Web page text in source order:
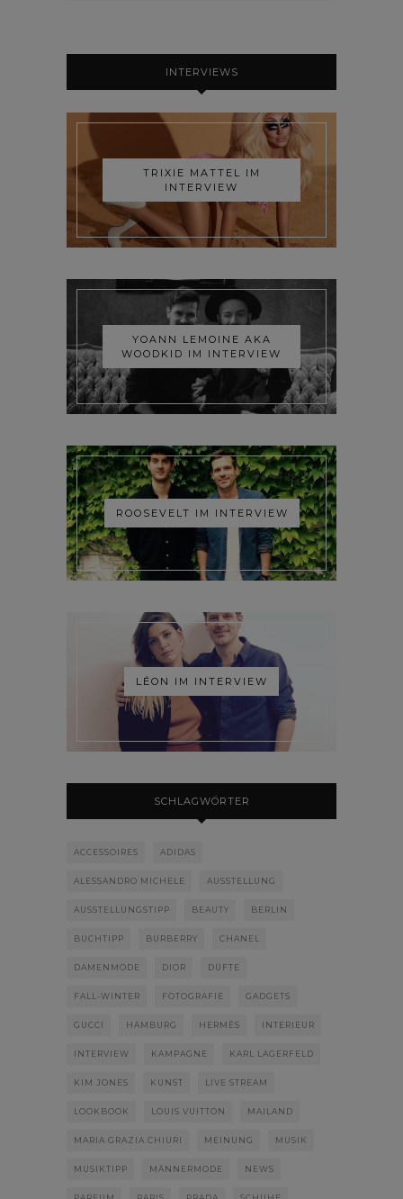
INTERVIEWS
TRIXIE MATTEL IM
INTERVIEW
YOANN LEMOINE AKA
WOODKID IM INTERVIEW
ROOSEVELT IM INTERVIEW
LÉON IM INTERVIEW
SCHLAGWÖRTER
ACCESSOIRES ADIDAS
ALESSANDRO MICHELE AUSSTELLUNG
AUSSTELLUNGSTIPP BEAUTY BERLIN
BUCHTIPP BURBERRY CHANEL
DAMENMODE DIOR DÜFTE
FALL-WINTER FOTOGRAFIE GADGETS
GUCCI HAMBURG HERMÈS INTERIEUR
INTERVIEW KAMPAGNE KARL LAGERFELD
KIM JONES KUNST LIVE STREAM
LOOKBOOK LOUIS VUITTON MAILAND
MARIA GRAZIA CHIURI MEINUNG MUSIK
MUSIKTIPP MÄNNERMODE NEWS